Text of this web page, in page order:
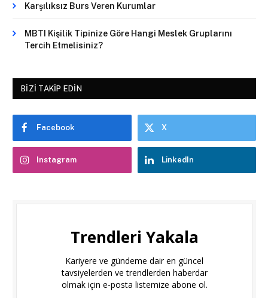
Karşılıksız Burs Veren Kurumlar
MBTI Kişilik Tipinize Göre Hangi Meslek Gruplarını
Tercih Etmelisiniz?
BIZI TAKIP EDIN
Facebook X
Instagram LinkedIn
Trendleri Yakala
Kariyere ve gündeme dair en güncel
tavsiyelerden ve trendlerden haberdar
olmak için e-posta listemize abone ol.